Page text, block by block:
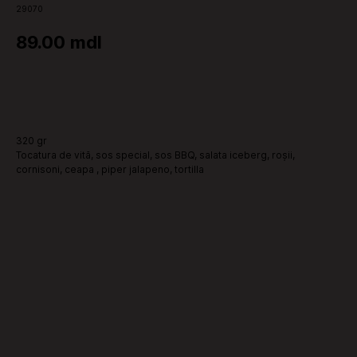
29070
89.00 mdl
320 gr
Tocatura de vită, sos special, sos BBQ, salata iceberg, roșii,
cornisoni, ceapa , piper jalapeno, tortilla